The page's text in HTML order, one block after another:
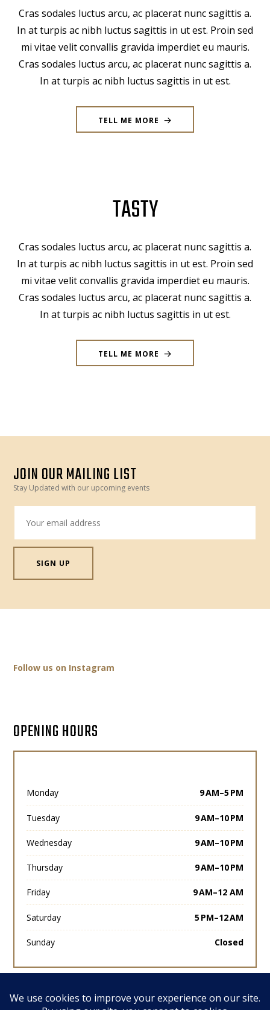
Cras sodales luctus arcu, ac placerat nunc sagittis a.
In at turpis ac nibh luctus sagittis in ut est. Proin sed
mi vitae velit convallis gravida imperdiet eu mauris.
Cras sodales luctus arcu, ac placerat nunc sagittis a.
In at turpis ac nibh luctus sagittis in ut est.
TELL ME MORE
TASTY
Cras sodales luctus arcu, ac placerat nunc sagittis a.
In at turpis ac nibh luctus sagittis in ut est. Proin sed
mi vitae velit convallis gravida imperdiet eu mauris.
Cras sodales luctus arcu, ac placerat nunc sagittis a.
In at turpis ac nibh luctus sagittis in ut est.
TELL ME MORE
JOIN OUR MAILING LIST
Stay Updated with our upcoming events
Follow us on Instagram
OPENING HOURS
Monday 9 AM–5 PM
Tuesday 9 AM–10 PM
Wednesday 9 AM–10 PM
Thursday 9 AM–10 PM
Friday 9 AM–12 AM
Saturday 5 PM–12 AM
Sunday Closed
View All Posts